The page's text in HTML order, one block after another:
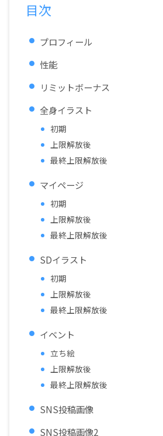
目次
プロフィール
性能
リミットボーナス
全身イラスト
初期
上限解放後
最終上限解放後
マイページ
初期
上限解放後
最終上限解放後
SDイラスト
初期
上限解放後
最終上限解放後
イベント
立ち絵
上限解放後
最終上限解放後
SNS投稿画像
SNS投稿画像2